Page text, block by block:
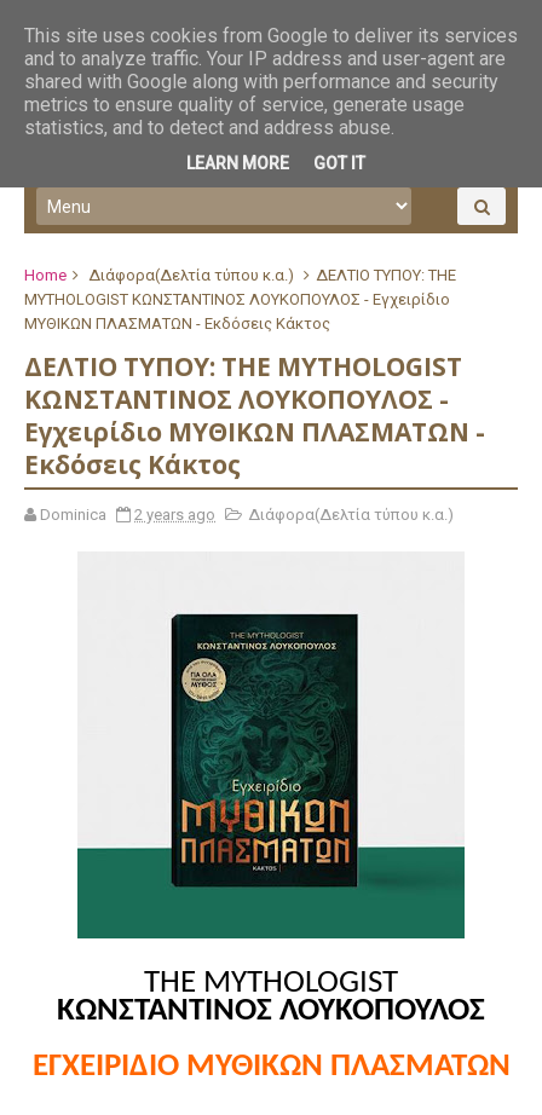
Home Διάφορα(Δελτία τύπου κ.α.)
ΔΕΛΤΙΟ ΤΥΠΟΥ: ΤΗΕ
ΜΥΤΗOLOGIST ΚΩΝΣΤΑΝΤΙΝΟΣ ΛΟΥΚΟΠΟΥΛΟΣ - Εγχειρίδιο
ΜΥΘΙΚΩΝ ΠΛΑΣΜΑΤΩΝ - Εκδόσεις Κάκτος
ΔΕΛΤΙΟ ΤΥΠΟΥ: ΤΗΕ ΜΥΤΗOLOGIST
ΚΩΝΣΤΑΝΤΙΝΟΣ ΛΟΥΚΟΠΟΥΛΟΣ -
Εγχειρίδιο ΜΥΘΙΚΩΝ ΠΛΑΣΜΑΤΩΝ -
Εκδόσεις Κάκτος
Dominica 2 years ago Διάφορα(Δελτία τύπου κ.α.)
THE MYTHOLOGIST
KΩΝΣΤΑΝΤΙΝΟΣ ΛΟΥΚΟΠΟΥΛΟΣ
ΕΓΧΕΙΡΙΔΙΟ ΜΥΘΙΚΩΝ ΠΛΑΣΜΑΤΩΝ
This site uses cookies from Google to deliver its services
and to analyze traffic. Your IP address and user-agent are
shared with Google along with performance and security
metrics to ensure quality of service, generate usage
statistics, and to detect and address abuse.
LEARN MORE GOT IT